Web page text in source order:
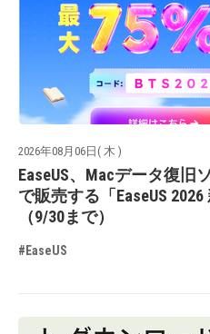
2026年08月06日( 木 )
EaseUS、Macデータ復旧
で販売する「EaseUS
（9/30まで）
#EaseUS